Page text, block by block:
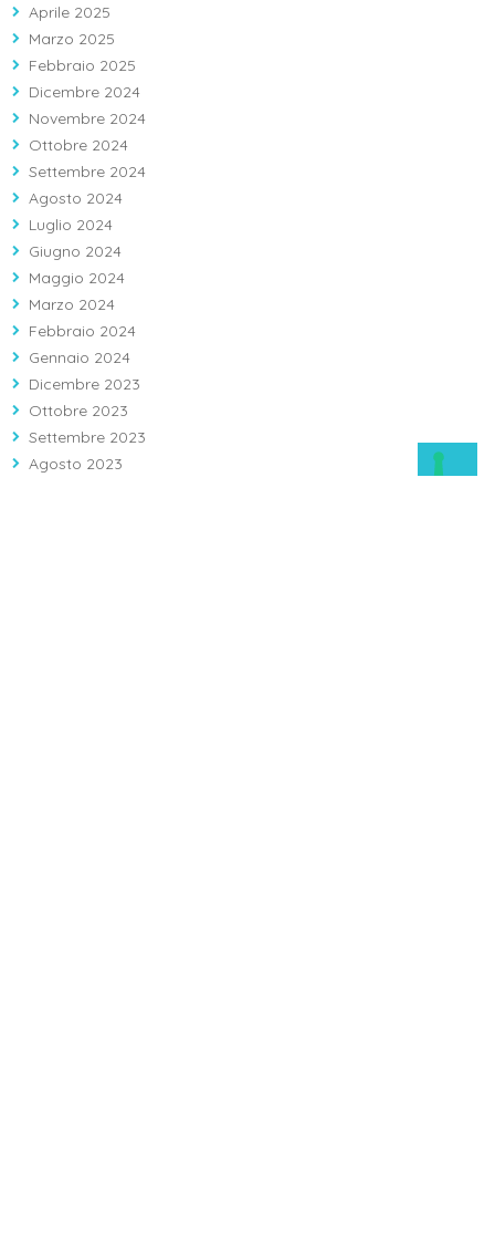
Aprile 2025
Marzo 2025
Febbraio 2025
Dicembre 2024
Novembre 2024
Ottobre 2024
Settembre 2024
Agosto 2024
Luglio 2024
Giugno 2024
Maggio 2024
Marzo 2024
Febbraio 2024
Gennaio 2024
Dicembre 2023
Ottobre 2023
Settembre 2023
Agosto 2023